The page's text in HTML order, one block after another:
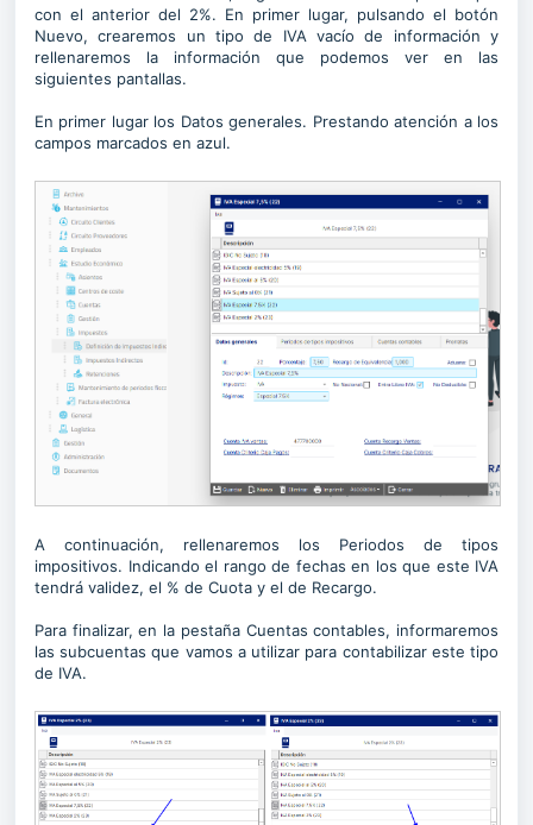
con el anterior del 2%. En primer lugar, pulsando el botón
Nuevo, crearemos un tipo de IVA vacío de información y
rellenaremos la información que podemos ver en las
siguientes pantallas.
En primer lugar los Datos generales. Prestando atención a los
campos marcados en azul.
A continuación, rellenaremos los Periodos de tipos
impositivos. Indicando el rango de fechas en los que este IVA
tendrá validez, el % de Cuota y el de Recargo.
Para finalizar, en la pestaña Cuentas contables, informaremos
las subcuentas que vamos a utilizar para contabilizar este tipo
de IVA.